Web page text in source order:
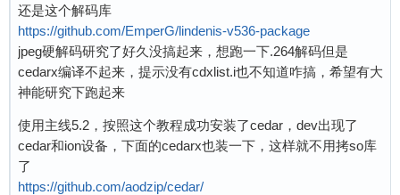
还是这个解码库
https://github.com/EmperG/lindenis-v536-package
jpeg硬解码研究了好久没搞起来，想跑一下.264解码但是
cedarx编译不起来，提示没有cdxlist.i也不知道咋搞，希望有大
神能研究下跑起来
使用主线5.2，按照这个教程成功安装了cedar，dev出现了
cedar和ion设备，下面的cedarx也装一下，这样就不用拷so库
了
https://github.com/aodzip/cedar/